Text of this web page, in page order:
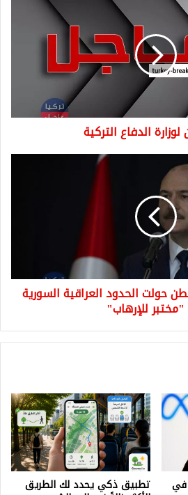
الدفاع التركية
حولت الحدود العراقية السورية
للإرهاب"
في تطبيق ذكي يحدد لك الطريق